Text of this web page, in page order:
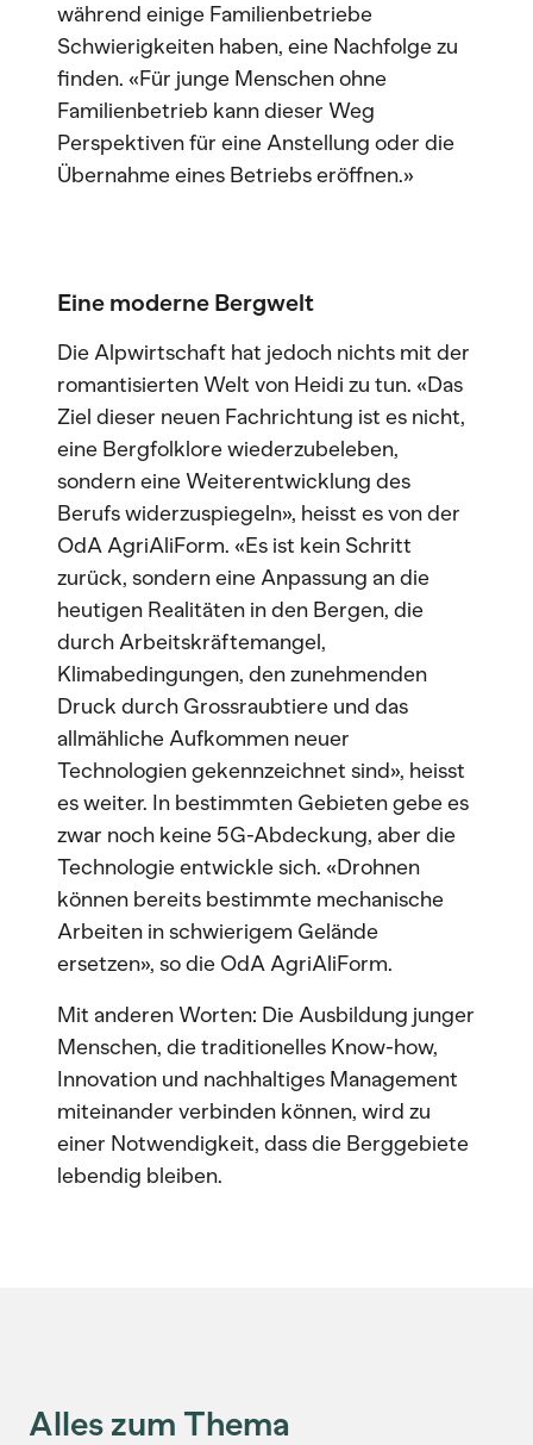
während einige Familienbetriebe
Schwierigkeiten haben, eine Nachfolge zu
finden. «Für junge Menschen ohne
Familienbetrieb kann dieser Weg
Perspektiven für eine Anstellung oder die
Übernahme eines Betriebs eröffnen.»
Eine moderne Bergwelt
Die Alpwirtschaft hat jedoch nichts mit der
romantisierten Welt von Heidi zu tun. «Das
Ziel dieser neuen Fachrichtung ist es nicht,
eine Bergfolklore wiederzubeleben,
sondern eine Weiterentwicklung des
Berufs widerzuspiegeln», heisst es von der
OdA AgriAliForm. «Es ist kein Schritt
zurück, sondern eine Anpassung an die
heutigen Realitäten in den Bergen, die
durch Arbeitskräftemangel,
Klimabedingungen, den zunehmenden
Druck durch Grossraubtiere und das
allmähliche Aufkommen neuer
Technologien gekennzeichnet sind», heisst
es weiter. In bestimmten Gebieten gebe es
zwar noch keine 5G-Abdeckung, aber die
Technologie entwickle sich. «Drohnen
können bereits bestimmte mechanische
Arbeiten in schwierigem Gelände
ersetzen», so die OdA AgriAliForm.
Mit anderen Worten: Die Ausbildung junger
Menschen, die traditionelles Know-how,
Innovation und nachhaltiges Management
miteinander verbinden können, wird zu
einer Notwendigkeit, dass die Berggebiete
lebendig bleiben.
Alles zum Thema